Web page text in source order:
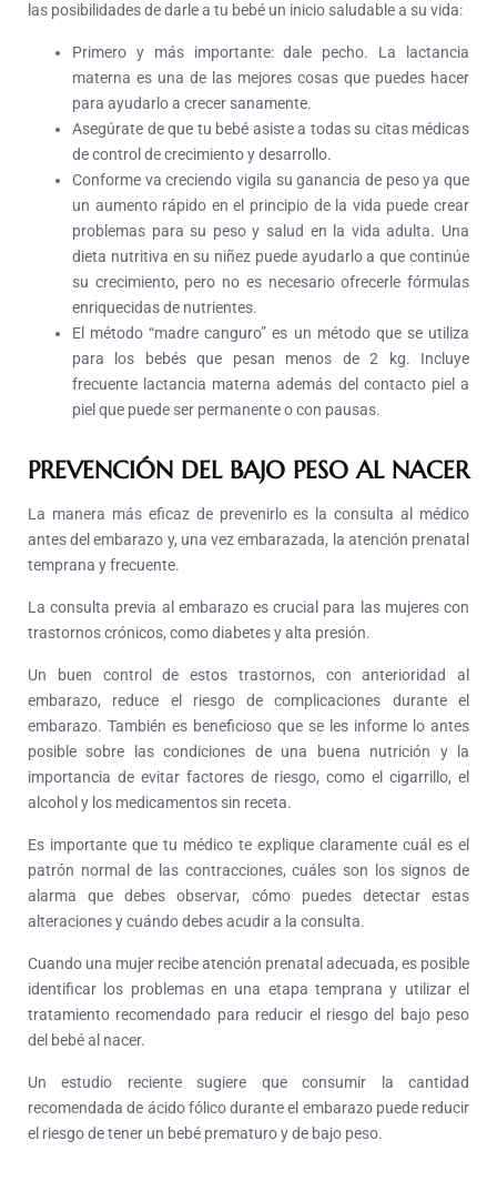
las posibilidades de darle a tu bebé un inicio saludable a su vida:
Primero y más importante:dale pecho. La lactancia
materna es una de las mejores cosas que puedes hacer
para ayudarlo a crecer sanamente.
Asegúrate de que tu bebé asiste a todas su citas médicas
de control de crecimiento y desarrollo.
Conforme va creciendo vigila su ganancia de peso ya que
un aumento rápido en el principio de la vida puede crear
problemas para su peso y salud en la vida adulta. Una
dieta nutritiva en su niñez puede ayudarlo a que continúe
su crecimiento, pero no es necesario ofrecerle fórmulas
enriquecidas de nutrientes.
El método “madre canguro” es un método que se utiliza
para los bebés que pesan menos de 2 kg. Incluye
frecuente lactancia materna además del contacto piel a
piel que puede ser permanente o con pausas.
PREVENCIÓN DEL BAJO PESO AL NACER
La manera más eficaz de prevenirlo es la consulta al médico
antes del embarazo y, una vez embarazada, la atención prenatal
temprana y frecuente.
Laconsulta previa al embarazoes crucial para las mujeres con
trastornos crónicos, como diabetes y alta presión.
Un buen control de estos trastornos, con anterioridad al
embarazo, reduce el riesgo de complicaciones durante el
embarazo. También es beneficioso que se les informe lo antes
posible sobre las condiciones de una buena nutrición y la
importancia de evitar factores de riesgo, como el cigarrillo, el
alcohol y los medicamentos sin receta.
Es importante que tu médico te explique claramente cuál es el
patrón normal de las contracciones, cuáles son los signos de
alarma que debes observar, cómo puedes detectar estas
alteraciones y cuándo debes acudir a la consulta.
Cuando una mujer recibe atención prenatal adecuada, es posible
identificar los problemas en una etapa temprana y utilizar el
tratamiento recomendado para reducir el riesgo del bajo peso
del bebé al nacer.
Un estudio reciente sugiere que consumir la cantidad
recomendada de ácido fólico durante el embarazo puede reducir
el riesgo de tener un bebé prematuro y de bajo peso.